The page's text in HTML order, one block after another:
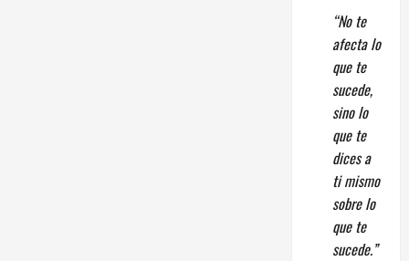
“No te
afecta lo
que te
sucede,
sino lo
que te
dices a
ti mismo
sobre lo
que te
sucede.”